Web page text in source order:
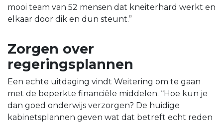
mooi team van 52 mensen dat kneiterhard werkt en
elkaar door dik en dun steunt.”
Zorgen over
regeringsplannen
Een echte uitdaging vindt Weitering om te gaan
met de beperkte financiële middelen. “Hoe kun je
dan goed onderwijs verzorgen? De huidige
kabinetsplannen geven wat dat betreft echt reden